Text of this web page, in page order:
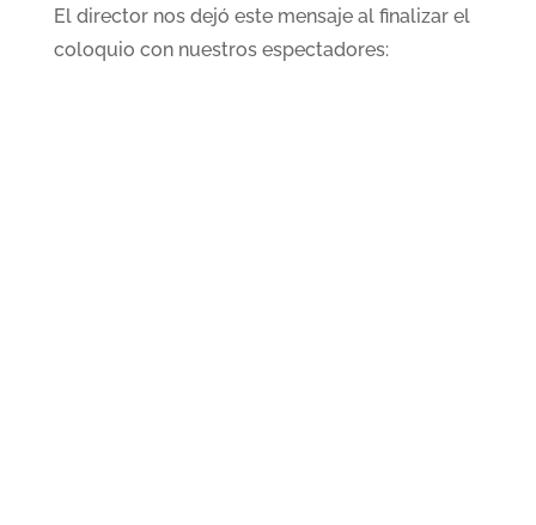
El director nos dejó este mensaje al finalizar el
coloquio con nuestros espectadores: